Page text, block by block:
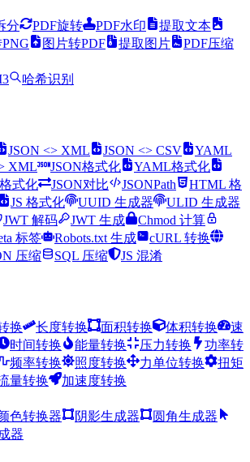
分 PDF旋转 PDF水印
提取文本
图片转PDF 提取图片
PDF压缩
哈希识别
JSON <> XML JSON <> CSV
YAML
XML JSON格式化
YAML格式化
式化 JSON对比 JSONPath
HTML 格
JS 格式化 UUID 生成器
ULID 生成器
JWT 解码 JWT 生成
Chmod 计算
标签 Robots.txt 生成
cURL 转换
压缩 SQL 压缩
JS 混淆
换 长度转换 面积转换 体积转换
速
时间转换 能量转换 压力转换
功率转
频率转换 照度转换 力单位转换
扭矩
量转换
加速度转换
色转换器 阴影生成器
圆角生成器
器